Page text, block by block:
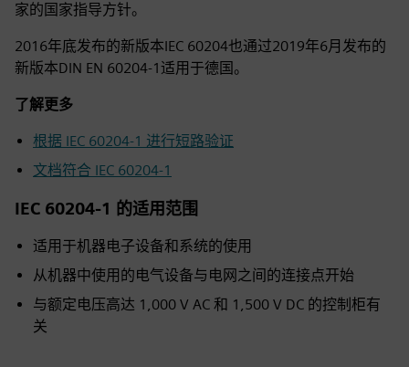
家的国家指导方针。
2016年底发布的新版本IEC 60204也通过2019年6月发布的
新版本DIN EN 60204‑1适用于德国。
了解更多
根据 IEC 60204‑1 进行短路验证
文档符合 IEC 60204‑1
IEC 60204-1 的适用范围
适用于机器电子设备和系统的使用
从机器中使用的电气设备与电网之间的连接点开始
与额定电压高达 1,000 V AC 和 1,500 V DC 的控制柜有
关